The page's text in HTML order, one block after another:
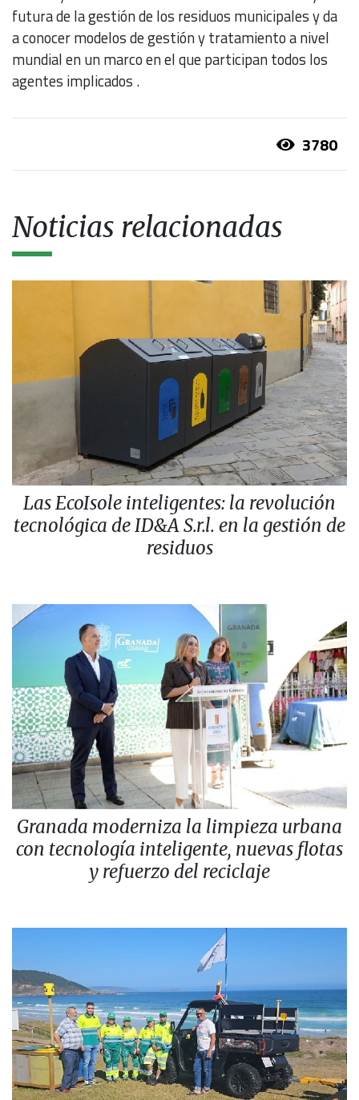
futura de la gestión de los residuos municipales y da
a conocer modelos de gestión y tratamiento a nivel
mundial en un marco en el que participan todos los
agentes implicados .
3780
Noticias relacionadas
Las EcoIsole inteligentes: la revolución
tecnológica de ID&A S.r.l. en la gestión de
residuos
Granada moderniza la limpieza urbana
con tecnología inteligente, nuevas flotas
y refuerzo del reciclaje